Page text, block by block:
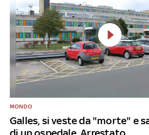
Galles, si veste da "morte" e
MONDO